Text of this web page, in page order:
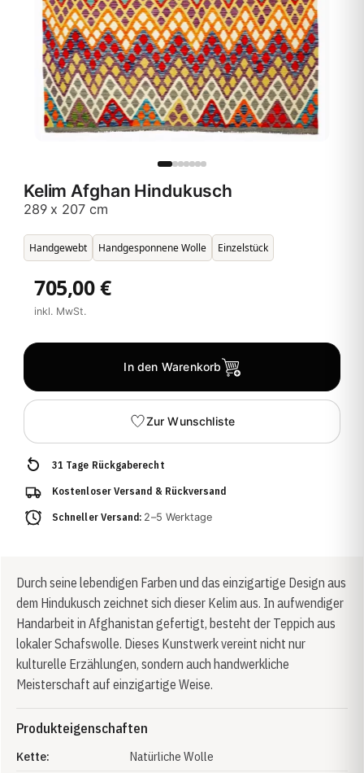
Kelim Afghan Hindukusch
289 x 207 cm
Handgewebt Handgesponnene Wolle Einzelstück
705,00 €
inkl. MwSt.
In den Warenkorb
Zur Wunschliste
31 Tage Rückgaberecht
Kostenloser Versand & Rückversand
Schneller Versand: 2–5 Werktage
Durch seine lebendigen Farben und das einzigartige Design aus
dem Hindukusch zeichnet sich dieser Kelim aus. In aufwendiger
Handarbeit in Afghanistan gefertigt, besteht der Teppich aus
lokaler Schafswolle. Dieses Kunstwerk vereint nicht nur
kulturelle Erzählungen, sondern auch handwerkliche
Meisterschaft auf einzigartige Weise.
Produkteigenschaften
Kette:
Natürliche Wolle